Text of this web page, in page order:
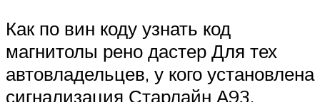
Как по вин коду узнать код
магнитолы рено дастер Для тех
автовладельцев, у кого установлена
сигнализация Старлайн А93,